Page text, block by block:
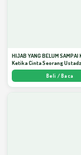
HIJAB YANG BELUM SAMPAI
Ketika Cinta Seorang
Cermin yang Paling Kejam -
Beli / Baca